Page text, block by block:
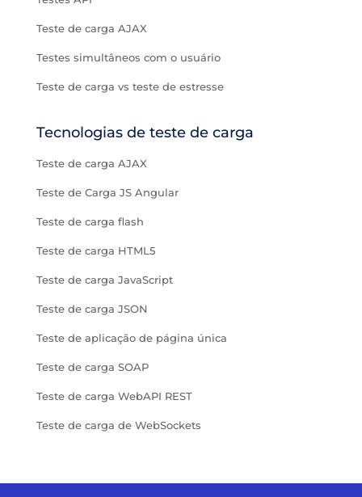
Teste de carga AJAX
Testes simultâneos com o usuário
Teste de carga vs teste de estresse
Tecnologias de teste de carga
Teste de carga AJAX
Teste de Carga JS Angular
Teste de carga flash
Teste de carga HTML5
Teste de carga JavaScript
Teste de carga JSON
Teste de aplicação de página única
Teste de carga SOAP
Teste de carga WebAPI REST
Teste de carga de WebSockets